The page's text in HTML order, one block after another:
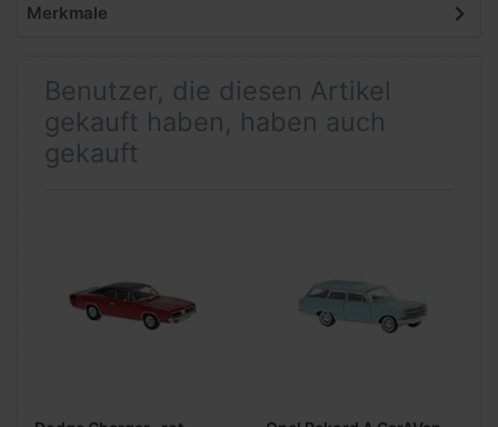
Merkmale
Benutzer, die diesen Artikel
gekauft haben, haben auch
gekauft